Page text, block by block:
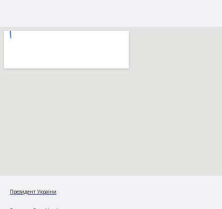
Президент України